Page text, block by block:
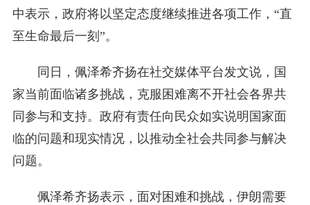
中表示，政府将以坚定态度继续推进各项工作，“直
至生命最后一刻”。
同日，佩泽希齐扬在社交媒体平台发文说，国
家当前面临诸多挑战，克服困难离不开社会各界共
同参与和支持。政府有责任向民众如实说明国家面
临的问题和现实情况，以推动全社会共同参与解决
问题。
佩泽希齐扬表示，面对困难和挑战，伊朗需要